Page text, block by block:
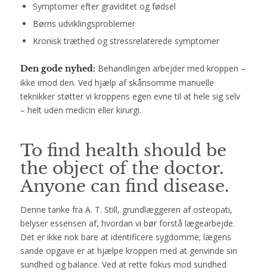
Symptomer efter graviditet og fødsel
Børns udviklingsproblemer
Kronisk træthed og stressrelaterede symptomer
Den gode nyhed: Behandlingen arbejder med kroppen –
ikke imod den. Ved hjælp af skånsomme manuelle
teknikker støtter vi kroppens egen evne til at hele sig selv
– helt uden medicin eller kirurgi.
To find health should be
the object of the doctor.
Anyone can find disease.
Denne tanke fra A. T. Still, grundlæggeren af osteopati,
belyser essensen af, hvordan vi bør forstå lægearbejde.
Det er ikke nok bare at identificere sygdomme; lægens
sande opgave er at hjælpe kroppen med at genvinde sin
sundhed og balance. Ved at rette fokus mod sundhed